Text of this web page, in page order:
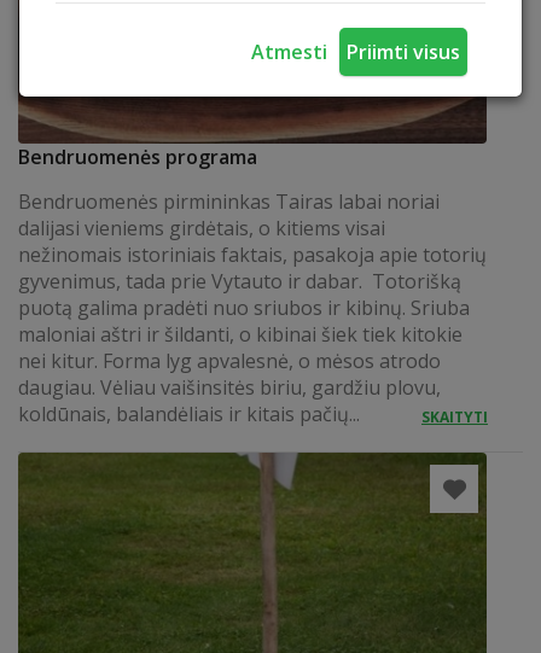
Atmesti Priimti visus
Bendruomenės programa
Bendruomenės pirmininkas Tairas labai noriai
dalijasi vieniems girdėtais, o kitiems visai
nežinomais istoriniais faktais, pasakoja apie totorių
gyvenimus, tada prie Vytauto ir dabar. Totorišką
puotą galima pradėti nuo sriubos ir kibinų. Sriuba
maloniai aštri ir šildanti, o kibinai šiek tiek kitokie
nei kitur. Forma lyg apvalesnė, o mėsos atrodo
daugiau. Vėliau vaišinsitės biriu, gardžiu plovu,
koldūnais, balandėliais ir kitais pačių...
SKAITYTI